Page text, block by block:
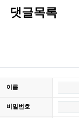
댓글목록
이름
비밀번호